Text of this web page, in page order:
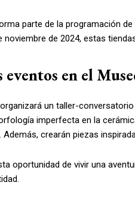
parte de la programación
noviembre de 2024, estas
en el
organizará un taller-
imperfecta en la
Además, crearán piezas
oportunidad de vivir una